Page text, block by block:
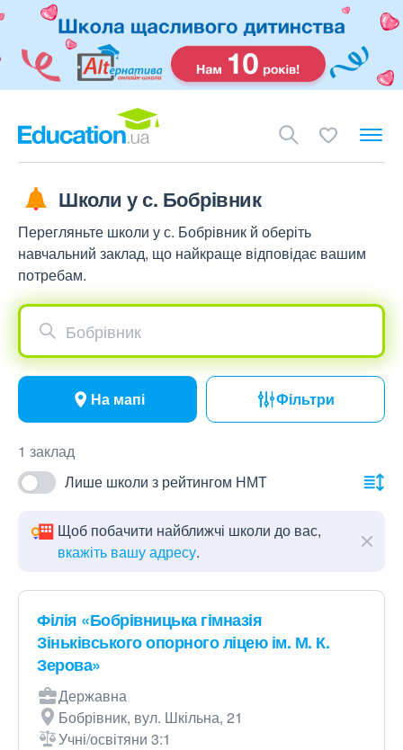
Школи у с. Бобрівник
Перегляньте школи у с. Бобрівник й оберіть
навчальний заклад, що найкраще відповідає вашим
потребам.
Бобрівник
На мапі Фільтри
1 заклад
Лише школи з рейтингом НМТ
Щоб побачити найближчі школи до вас,
вкажіть вашу адресу.
Філія «Бобрівницька гімназія
Зіньківського опорного ліцею ім. М. К.
Зерова»
Державна
Бобрівник, вул. Шкільна, 21
Учні/освітяни 3:1